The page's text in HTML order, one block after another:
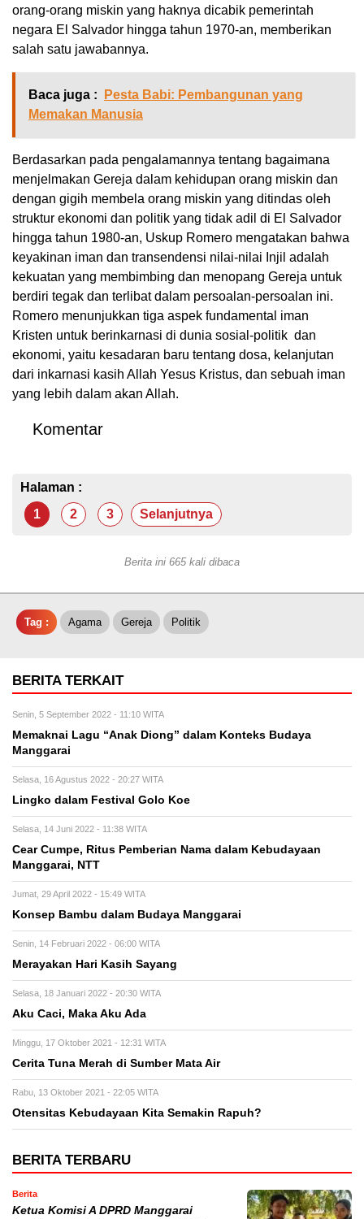
orang-orang miskin yang haknya dicabik pemerintah
negara El Salvador hingga tahun 1970-an, memberikan
salah satu jawabannya.
Baca juga :
Pesta Babi: Pembangunan yang
Memakan Manusia
Berdasarkan pada pengalamannya tentang bagaimana
menjelmakan Gereja dalam kehidupan orang miskin dan
dengan gigih membela orang miskin yang ditindas oleh
struktur ekonomi dan politik yang tidak adil di El Salvador
hingga tahun 1980-an, Uskup Romero mengatakan bahwa
keyakinan iman dan transendensi nilai-nilai Injil adalah
kekuatan yang membimbing dan menopang Gereja untuk
berdiri tegak dan terlibat dalam persoalan-persoalan ini.
Romero menunjukkan tiga aspek fundamental iman
Kristen untuk berinkarnasi di dunia sosial-politik dan
ekonomi, yaitu kesadaran baru tentang dosa, kelanjutan
dari inkarnasi kasih Allah Yesus Kristus, dan sebuah iman
yang lebih dalam akan Allah.
Komentar
Halaman :
1
2 3 Selanjutnya
Berita ini 665 kali dibaca
Tag : Agama Gereja Politik
BERITA TERKAIT
Senin, 5 September 2022 - 11:10 WITA
Memaknai Lagu “Anak Diong” dalam Konteks Budaya
Manggarai
Selasa, 16 Agustus 2022 - 20:27 WITA
Lingko dalam Festival Golo Koe
Selasa, 14 Juni 2022 - 11:38 WITA
Cear Cumpe, Ritus Pemberian Nama dalam Kebudayaan
Manggarai, NTT
Jumat, 29 April 2022 - 15:49 WITA
Konsep Bambu dalam Budaya Manggarai
Senin, 14 Februari 2022 - 06:00 WITA
Merayakan Hari Kasih Sayang
Selasa, 18 Januari 2022 - 20:30 WITA
Aku Caci, Maka Aku Ada
Minggu, 17 Oktober 2021 - 12:31 WITA
Cerita Tuna Merah di Sumber Mata Air
Rabu, 13 Oktober 2021 - 22:05 WITA
Otensitas Kebudayaan Kita Semakin Rapuh?
BERITA TERBARU
Berita
Ketua Komisi A DPRD Manggarai